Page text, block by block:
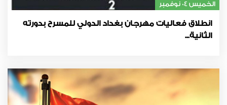
الخميس 04 نوفمبر
انطلاق فعاليات مهرجان بغداد الدولي للمسرح بدورته
الثانية...